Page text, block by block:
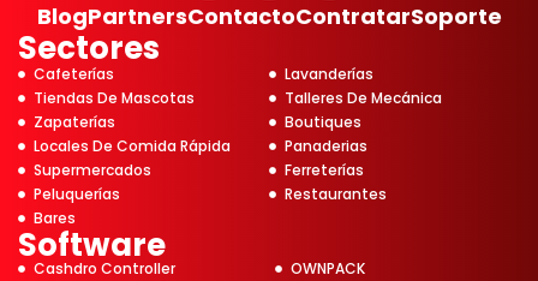
Sectores
Cafeterías
Lavanderías
Tiendas De Mascotas
Talleres De Mecánica
Zapaterías
Boutiques
Locales De Comida Rápida
Panaderias
Supermercados
Ferreterías
Peluquerías
Restaurantes
Bares
BlogPartnersContactoContratarSoporte
Software
Cashdro Controller
OWNPACK